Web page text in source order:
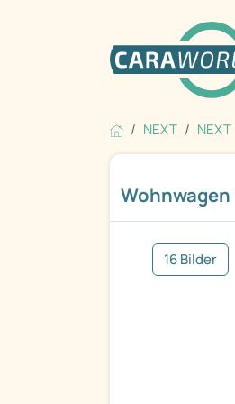
NEXT NEXT
Wohnwagen
16 Bilder